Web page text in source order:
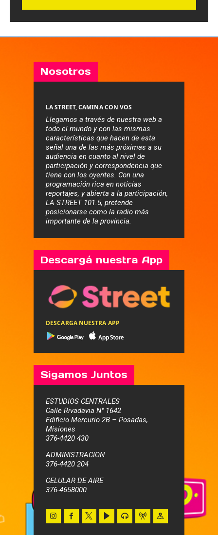
Nosotros
LA STREET, CAMINA CON VOS
Llegamos a través de nuestra web a
todo el mundo y con las mismas
características que hacen de esta
señal una de las más próximas a su
audiencia en cuanto al nivel de
participación y correspondencia que
tiene con los oyentes. Con una
programación rica en noticias
reportajes, y abierta a la participación,
LA STREET 101.5, pretende
posicionarse como la radio más
importante de la provincia.
Descargá nuestra App
DESCARGA NUESTRA APP
Sigamos Juntos
ESTUDIOS CENTRALES
Calle Rivadavia N° 1642
Edificio Mercurio 2B – Posadas,
Misiones
376-4420 430
ADMINISTRACION
376-4420 204
CELULAR DE AIRE
376-4658000